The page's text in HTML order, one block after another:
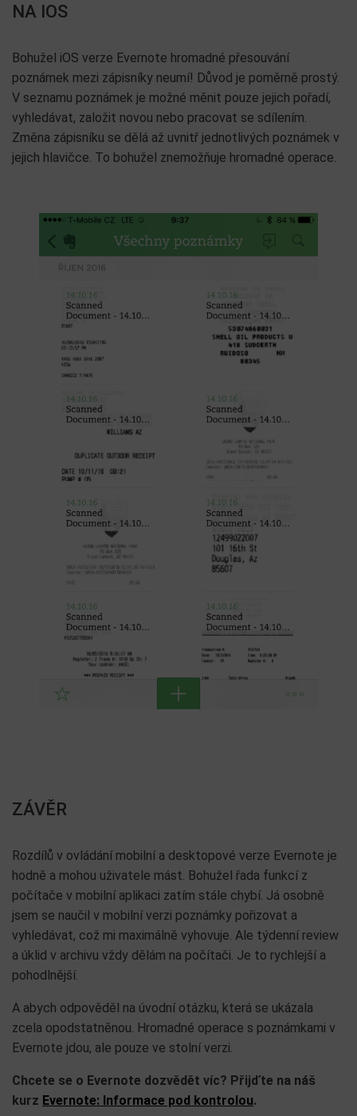
NA IOS
Bohužel iOS verze Evernote hromadné přesouvání
poznámek mezi zápisníky neumí! Důvod je poměrně prostý.
V seznamu poznámek je možné měnit pouze jejich pořadí,
vyhledávat, založit novou nebo pracovat se sdílením.
Změna zápisníku se dělá až uvnitř jednotlivých poznámek v
jejich hlavičce. To bohužel znemožňuje hromadné operace.
ZÁVĚR
Rozdílů v ovládání mobilní a desktopové verze Evernote je
hodně a mohou uživatele mást. Bohužel řada funkcí z
počítače v mobilní aplikaci zatím stále chybí. Já osobně
jsem se naučil v mobilní verzi poznámky pořizovat a
vyhledávat, což mi maximálně vyhovuje. Ale týdenní review
a úklid v archivu vždy dělám na počítači. Je to rychlejší a
pohodlnější.
A abych odpověděl na úvodní otázku, která se ukázala
zcela opodstatněnou. Hromadné operace s poznámkami v
Evernote jdou, ale pouze ve stolní verzi.
Chcete se o Evernote dozvědět víc? Přijďte na náš
kurz Evernote: Informace pod kontrolou.